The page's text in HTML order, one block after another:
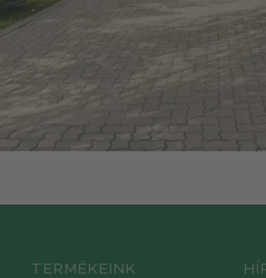
TERMÉKEINK